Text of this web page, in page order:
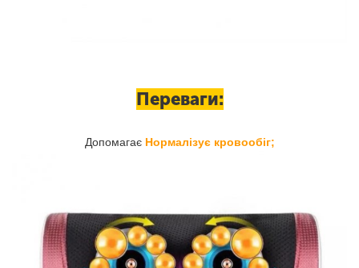
Переваги:
Допомагає Нормалізує кровообіг;